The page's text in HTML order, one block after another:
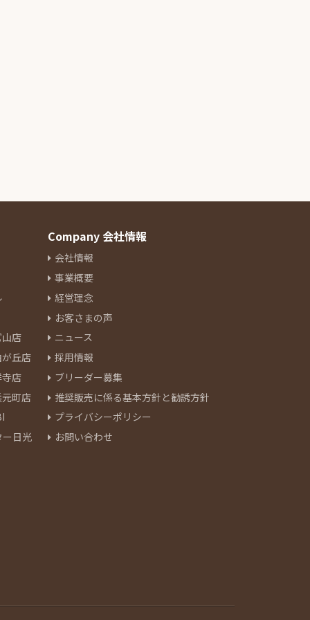
店
丘店
店
町店
日光
Company 会社情報
会社情報
事業概要
経営理念
お客さまの声
ニュース
採用情報
ブリーダー募集
推奨販売に係る基本方針と勧誘方針
プライバシーポリシー
お問い合わせ